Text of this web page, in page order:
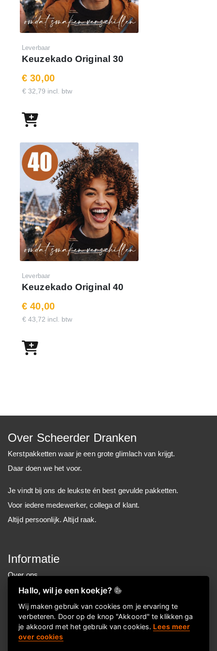
Leverbaar
Keuzekado Original 30
€ 30,00
€ 32,79 incl. btw
Leverbaar
Keuzekado Original 40
€ 40,00
€ 43,72 incl. btw
Over Scheerder Dranken
Kerstpakketten waar je een grote glimlach van krijgt.
Daar doen we het voor.
Je vindt bij ons de leukste én best gevulde pakketten.
Voor iedere medewerker, collega of klant.
Altijd persoonlijk. Altijd raak.
Informatie
Over ons
FAQ
Privacyverklaring
Contactgegevens
Snel naar onze
Hallo, wil je een koekje?
Wij maken gebruik van cookies om je ervaring te
verbeteren. Door op de knop "Akkoord" te klikken ga
je akkoord met het gebruik van cookies. Lees meer
over cookies